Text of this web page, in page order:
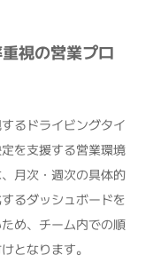
視の営業プロ
るドライビングタイ
を支援する営業環境
月次・週次の具体的
るダッシュボードを
め、チーム内での順
となります。